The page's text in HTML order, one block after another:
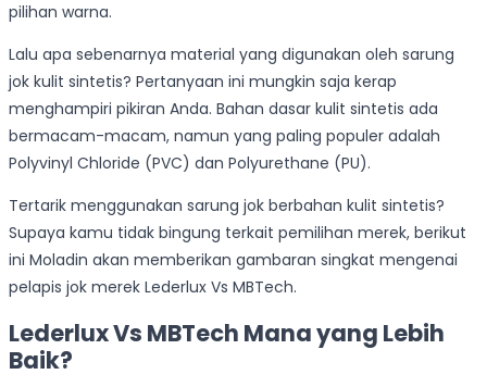
pilihan warna.
Lalu apa sebenarnya material yang digunakan oleh sarung
jok kulit sintetis? Pertanyaan ini mungkin saja kerap
menghampiri pikiran Anda. Bahan dasar kulit sintetis ada
bermacam-macam, namun yang paling populer adalah
Polyvinyl Chloride (PVC) dan Polyurethane (PU).
Tertarik menggunakan sarung jok berbahan kulit sintetis?
Supaya kamu tidak bingung terkait pemilihan merek, berikut
ini Moladin akan memberikan gambaran singkat mengenai
pelapis jok merek Lederlux Vs MBTech.
Lederlux Vs MBTech Mana yang Lebih
Baik?